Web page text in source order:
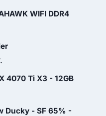
WIFI DDR4
price
4070 Ti X3 - 12GB
Ducky - SF 65% -